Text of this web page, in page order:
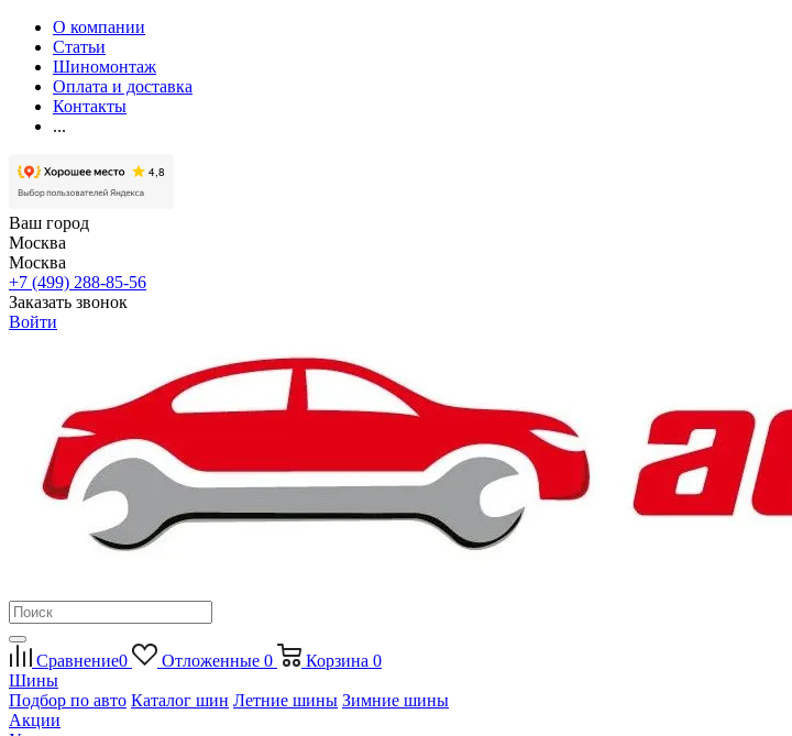
О компании
Статьи
Шиномонтаж
Оплата и доставка
Контакты
...
Ваш город
Москва
Москва
+7 (499) 288-85-56
Заказать звонок
Войти
Сравнение0 Отложенные 0 Корзина 0
Шины
Подбор по авто Каталог шин Летние шины Зимние шины
Акции